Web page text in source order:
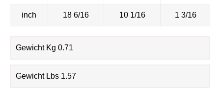
inch 18 6/16 10 1/16 1 3/16
Gewicht Kg 0.71
Gewicht Lbs 1.57